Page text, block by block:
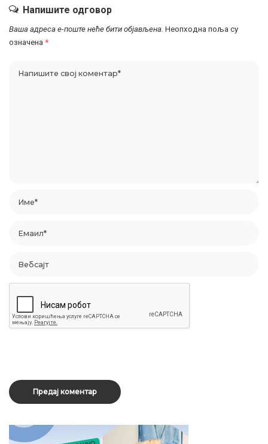
Напишите одговор
Ваша адреса е-поште неће бити објављена. Неопходна поља су
означена *